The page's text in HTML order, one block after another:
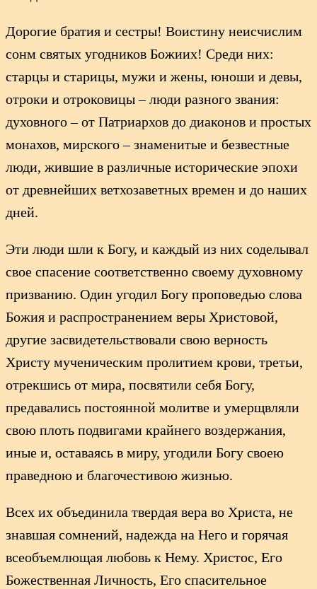
Дорогие братия и сестры! Воистину неисчислим
сонм святых угодников Божиих! Среди них:
старцы и старицы, мужи и жены, юноши и девы,
отроки и отроковицы – люди разного звания:
духовного – от Патриархов до диаконов и простых
монахов, мирского – знаменитые и безвестные
люди, жившие в различные исторические эпохи
от древнейших ветхозаветных времен и до наших
дней.
Эти люди шли к Богу, и каждый из них соделывал
свое спасение соответственно своему духовному
призванию. Один угодил Богу проповедью слова
Божия и распространением веры Христовой,
другие засвидетельствовали свою верность
Христу мученическим пролитием крови, третьи,
отрекшись от мира, посвятили себя Богу,
предавались постоянной молитве и умерщвляли
свою плоть подвигами крайнего воздержания,
иные и, оставаясь в миру, угодили Богу своею
праведною и благочестивою жизнью.
Всех их объединила твердая вера во Христа, не
знавшая сомнений, надежда на Него и горячая
всеобъемлющая любовь к Нему. Христос, Его
Божественная Личность, Его спасительное